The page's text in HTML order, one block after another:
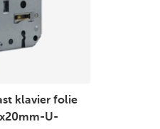
klavier folie
U-